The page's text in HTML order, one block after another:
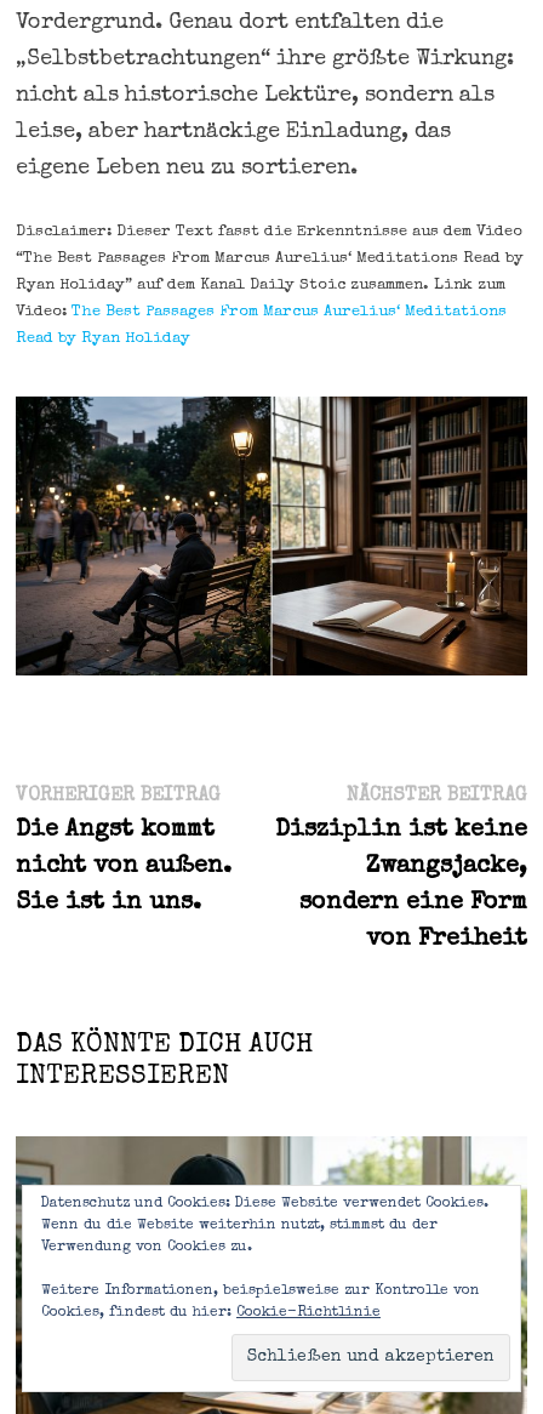
Vordergrund. Genau dort entfalten die
„Selbstbetrachtungen“ ihre größte Wirkung:
nicht als historische Lektüre, sondern als
leise, aber hartnäckige Einladung, das
eigene Leben neu zu sortieren.
Disclaimer: Dieser Text fasst die Erkenntnisse aus dem Video
“The Best Passages From Marcus Aurelius‘ Meditations Read by
Ryan Holiday” auf dem Kanal Daily Stoic zusammen. Link zum
Video: The Best Passages From Marcus Aurelius‘ Meditations
Read by Ryan Holiday
Beitragsnavigation
VORHERIGER BEITRAGVorheriger
Beitrag:
Die Angst kommt
nicht von außen.
Sie ist in uns.
NÄCHSTER BEITRAG
Disziplin ist keine
Zwangsjacke,
sondern eine Form
von Freiheit
DAS KÖNNTE DICH AUCH
INTERESSIEREN
Datenschutz und Cookies: Diese Website verwendet Cookies.
Wenn du die Website weiterhin nutzt, stimmst du der
Verwendung von Cookies zu.
Weitere Informationen, beispielsweise zur Kontrolle von
Cookies, findest du hier: Cookie-Richtlinie